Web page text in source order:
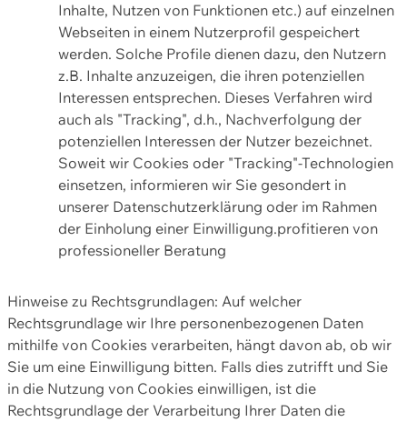
Inhalte, Nutzen von Funktionen etc.) auf einzelnen
Webseiten in einem Nutzerprofil gespeichert
werden. Solche Profile dienen dazu, den Nutzern
z.B. Inhalte anzuzeigen, die ihren potenziellen
Interessen entsprechen. Dieses Verfahren wird
auch als "Tracking", d.h., Nachverfolgung der
potenziellen Interessen der Nutzer bezeichnet.
Soweit wir Cookies oder "Tracking"-Technologien
einsetzen, informieren wir Sie gesondert in
unserer Datenschutzerklärung oder im Rahmen
der Einholung einer Einwilligung.profitieren von
professioneller Beratung
Hinweise zu Rechtsgrundlagen: Auf welcher
Rechtsgrundlage wir Ihre personenbezogenen Daten
mithilfe von Cookies verarbeiten, hängt davon ab, ob wir
Sie um eine Einwilligung bitten. Falls dies zutrifft und Sie
in die Nutzung von Cookies einwilligen, ist die
Rechtsgrundlage der Verarbeitung Ihrer Daten die